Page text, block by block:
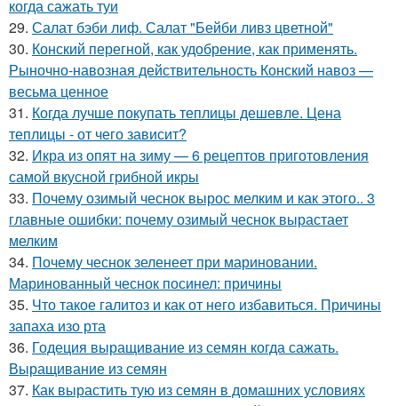
когда сажать туи
29. Салат бэби лиф. Салат "Бейби ливз цветной"
30. Конский перегной, как удобрение, как применять.
Рыночно-навозная действительность Конский навоз —
весьма ценное
31. Когда лучше покупать теплицы дешевле. Цена
теплицы - от чего зависит?
32. Икра из опят на зиму — 6 рецептов приготовления
самой вкусной грибной икры
33. Почему озимый чеснок вырос мелким и как этого.. 3
главные ошибки: почему озимый чеснок вырастает
мелким
34. Почему чеснок зеленеет при мариновании.
Маринованный чеснок посинел: причины
35. Что такое галитоз и как от него избавиться. Причины
запаха изо рта
36. Годеция выращивание из семян когда сажать.
Выращивание из семян
37. Как вырастить тую из семян в домашних условиях